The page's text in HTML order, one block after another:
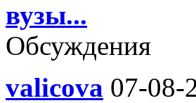
вузы...
Обсуждения
valicova 07-08-